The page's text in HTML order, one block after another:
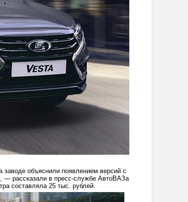
объяснили появлением версий с
— рассказали в пресс-службе АвтоВАЗа
составляла 25 тыс. рублей.